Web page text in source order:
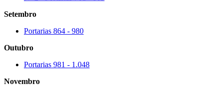
Setembro
Portarias 864 - 980
Outubro
Portarias 981 - 1.048
Novembro